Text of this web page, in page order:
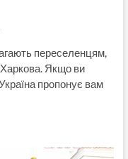
переселенцям,
Якщо ви
пропонує вам